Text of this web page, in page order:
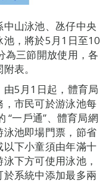
山泳池、氹仔中央
，將於5月1日至10
為三節開放使用，各
表。
5月1日起，體育局
市民可於游泳池每
“一戶通”、體育局網
池即場門票，節省
下小童須由年滿十
下方可使用泳池，
系統中添加最多兩